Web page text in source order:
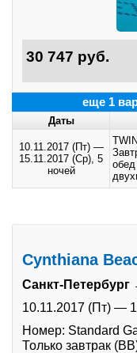
30 747 руб.
еще 1
Даты
10.11.2017 (Пт)—
15.11.2017 (Ср), 5
ночей
Cynthiana
Санкт-
10.11.2017 (Пт) —
Номер: Standard
Только завтрак